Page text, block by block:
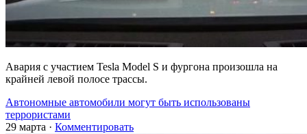
Авария с участием Tesla Model S и фургона произошла на
крайней левой полосе трассы.
Автономные автомобили могут быть использованы
террористами
29 марта · Комментировать